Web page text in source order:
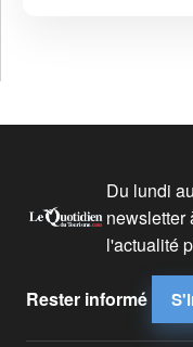
Du lundi
newsletter
l'actualité
Rester informé